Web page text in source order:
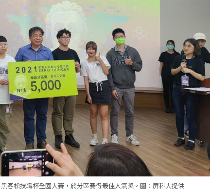
客松技職杯全國大賽，於分區賽得最佳人氣獎。圖：屏科大提供